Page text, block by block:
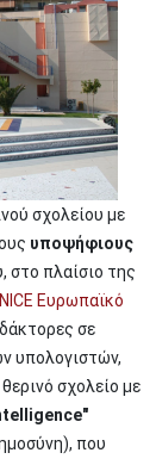
σχολείου με
υποψήφιους
στο πλαίσιο της
Ευρωπαϊκό
σε
υπολογιστών,
σχολείο με
που